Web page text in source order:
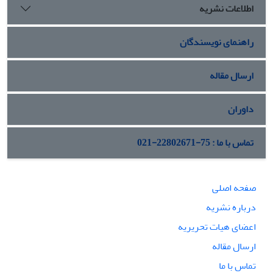
اطلاعات نشریه
راهنمای نویسندگان
ارسال مقاله
داوران
تماس با ما : 75-22802671-021
صفحه اصلی
درباره نشریه
اعضای هیات تحریریه
ارسال مقاله
تماس با ما